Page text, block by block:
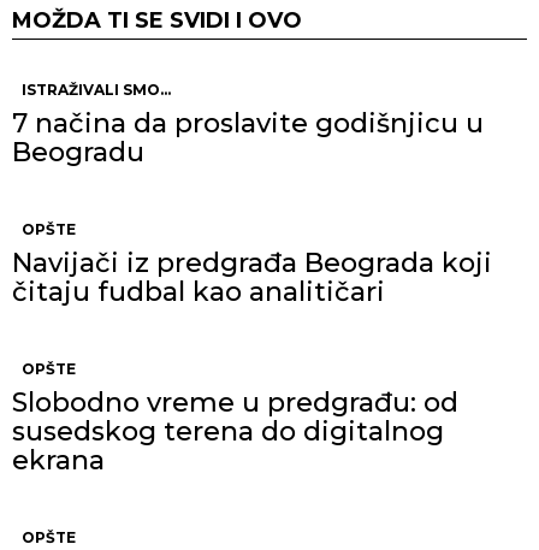
MOŽDA TI SE SVIDI I OVO
ISTRAŽIVALI SMO...
7 načina da proslavite godišnjicu u
Beogradu
OPŠTE
Navijači iz predgrađa Beograda koji
čitaju fudbal kao analitičari
OPŠTE
Slobodno vreme u predgrađu: od
susedskog terena do digitalnog
ekrana
OPŠTE